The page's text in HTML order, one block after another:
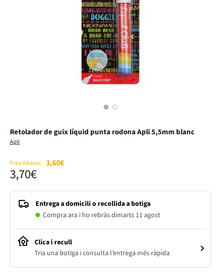
1 2
Retolador de guix líquid punta rodona Apli 5,5mm blanc
Apli
Preu Abacus 3,60€
3,70€
Entrega a domicili o recollida a botiga
Compra ara i ho rebràs dimarts 11 agost
Clica i recull
Tria una botiga i consulta l’entrega més ràpida